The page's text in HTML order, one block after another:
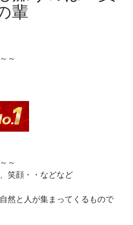
輩
～
～
笑顔・・などなど
然と人が集まってくるもので